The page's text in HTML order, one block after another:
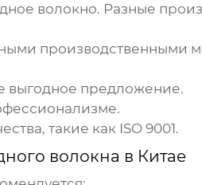
волокно. Разные
производственными
выгодное предложение.
такие как ISO 9001.
волокна в Китае